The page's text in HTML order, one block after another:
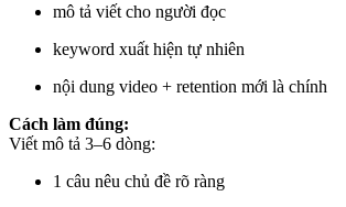
mô tả viết cho người đọc
keyword xuất hiện tự nhiên
nội dung video + retention mới là chính
Cách làm đúng:
Viết mô tả 3–6 dòng:
1 câu nêu chủ đề rõ ràng